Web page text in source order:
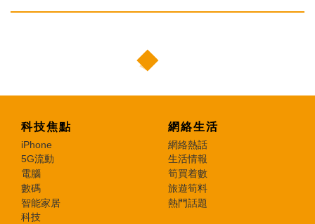
科技焦點
iPhone
5G流動
電腦
數碼
智能家居
科技
網絡生活
網絡熱話
生活情報
筍買着數
旅遊筍料
熱門話題